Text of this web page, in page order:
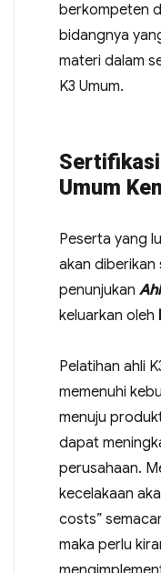
berkompeten
bidangnya
materi dalam
K3 Umum.
Umum
Peserta yang
akan
penunjukan
keluarkan oleh
Pelatihan ahli
memenuhi
menuju
dapat
perusahaan.
kecelakaan
costs”
maka perlu